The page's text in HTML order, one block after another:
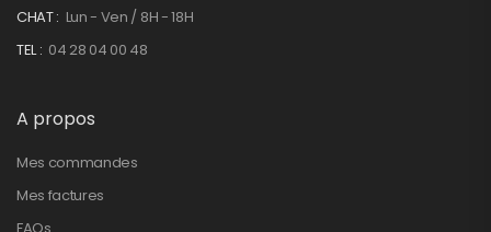
CHAT : Lun - Ven / 8H - 18H
TEL : 04 28 04 00 48
A propos
Mes commandes
Mes factures